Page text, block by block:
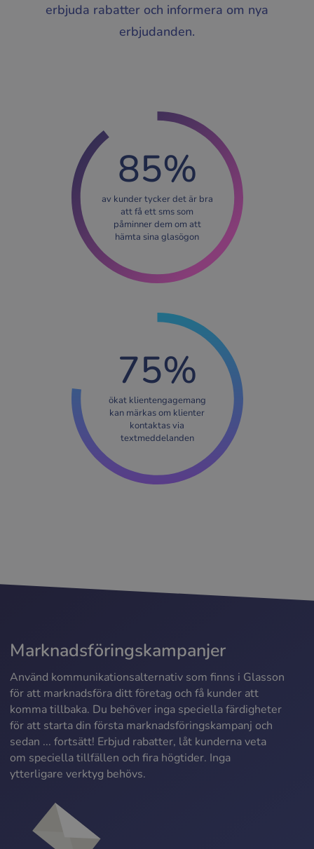
erbjuda rabatter och informera om nya
erbjudanden.
85%
av kunder tycker det är bra
att få ett sms som
påminner dem om att
hämta sina glasögon
75%
ökat klientengagemang
kan märkas om klienter
kontaktas via
textmeddelanden
Marknadsföringskampanjer
Använd kommunikationsalternativ som finns i Glasson
för att marknadsföra ditt företag och få kunder att
komma tillbaka. Du behöver inga speciella färdigheter
för att starta din första marknadsföringskampanj och
sedan ... fortsätt! Erbjud rabatter, låt kunderna veta
om speciella tillfällen och fira högtider. Inga
ytterligare verktyg behövs.